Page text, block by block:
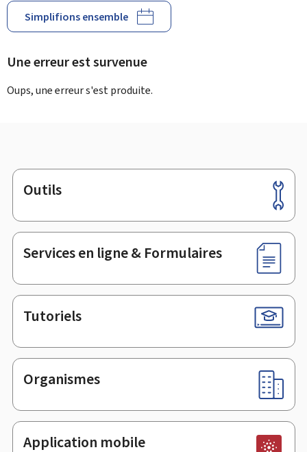
Simplifions ensemble
Une erreur est survenue
Oups, une erreur s'est produite.
Pied
de
page
Outils
Services en ligne & Formulaires
Tutoriels
Organismes
Application mobile